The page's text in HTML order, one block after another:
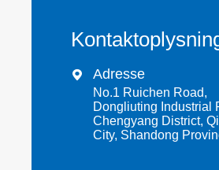
 Adresse
No.1 Ruichen Road,
Dongliuting Industrial
Chengyang District,
City, Shandong